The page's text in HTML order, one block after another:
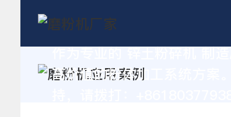
高价值的粉体加工系统方案